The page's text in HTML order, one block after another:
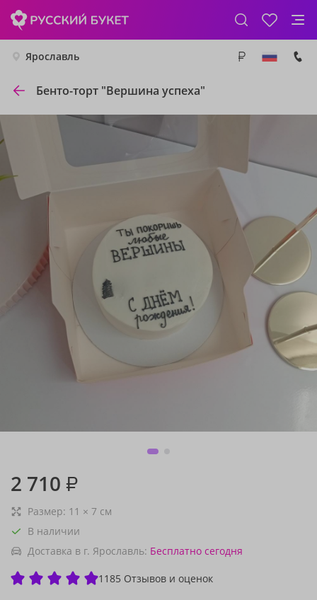
Ярославль
Бенто-торт "Вершина успеха"
2 710 ₽
Размер: 11 × 7 см
В наличии
Доставка в г. Ярославль: Бесплатно сегодня
1185 Отзывов и оценок